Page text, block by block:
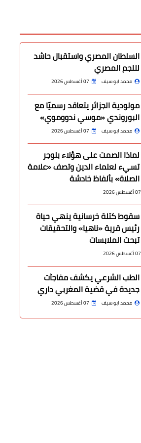
السلطان المصري واستقبال حاشد
للنجم المصري
محمد ابو سيف 07 أغسطس 2026
مولودية الجزائر يتعاقد رسميًا مع
البوروندي «موسي ندووموي»
محمد ابو سيف 07 أغسطس 2026
لماذا الصمت على هؤلاء بلوجر
تسيء لعلماء الدين وتصف «علامة
الصلاة» بألفاظ خادشة
07 أغسطس 2026
سقوط كتلة خرسانية ينهي حياة
رئيس قرية «ناهيا» والتحقيقات
تبحث الملابسات
07 أغسطس 2026
الطب الشرعي يكشف مفاجآت
جديدة في قضية المغربي داري
محمد ابو سيف 07 أغسطس 2026